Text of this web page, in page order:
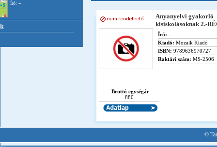
Író: --
Anyanyelvi gyakorló
kisiskolásoknak 2.-
Író: --
Kiadó: Mozaik Kiadó
ISBN: 9789636970727
Raktári szám: MS-2506
Bruttó egységár
880
©